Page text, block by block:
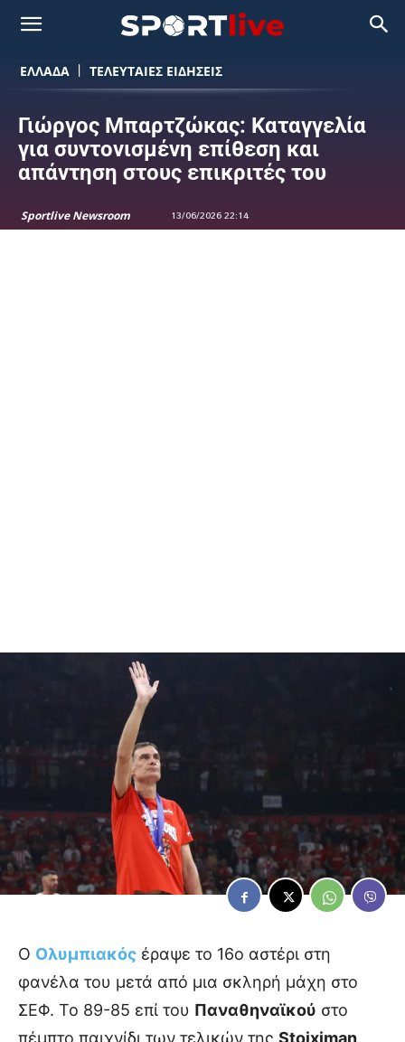
ΕΛΛΑΔΑ ΤΕΛΕΥΤΑΙΕΣ ΕΙΔΗΣΕΙΣ
Γιώργος Μπαρτζώκας: Καταγγελία
για συντονισμένη επίθεση και
απάντηση στους επικριτές του
Sportlive Newsroom 13/06/2026 22:14
Ο Ολυμπιακός έραψε το 16ο αστέρι στη
φανέλα του μετά από μια σκληρή μάχη στο
ΣΕΦ. Το 89-85 επί του Παναθηναϊκού στο